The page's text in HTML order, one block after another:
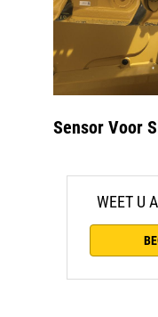
Sensor Voor
WEET U